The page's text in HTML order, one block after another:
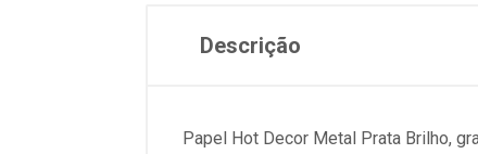
Descrição
Papel Hot Decor Metal Prata Brilho,